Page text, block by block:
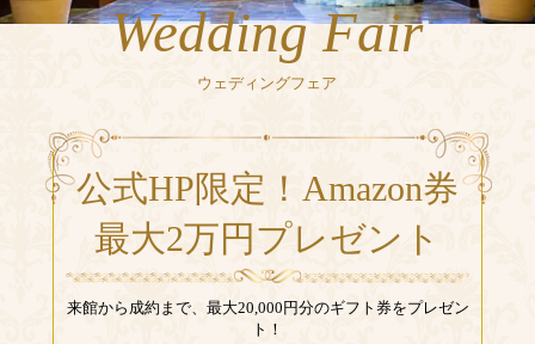
Wedding Fair
ウェディングフェア
公式HP限定！Amazon券
最大2万円プレゼント
来館から成約まで、最大20,000円分のギフト券をプレゼン
ト！